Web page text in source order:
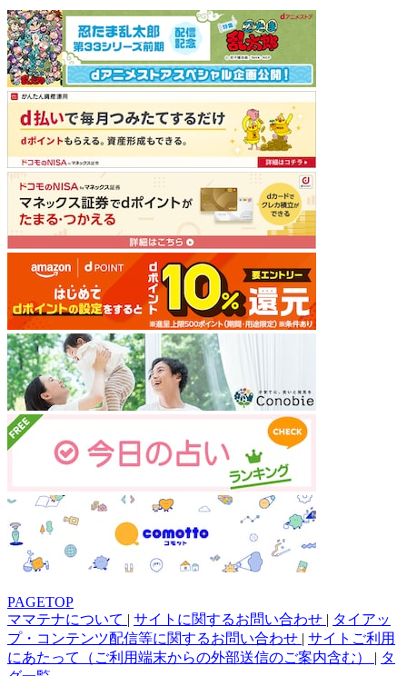
PAGETOP
ママテナについて | サイトに関するお問い合わせ | タイアッ
プ・コンテンツ配信等に関するお問い合わせ | サイトご利用
にあたって（ご利用端末からの外部送信のご案内含む） | タ